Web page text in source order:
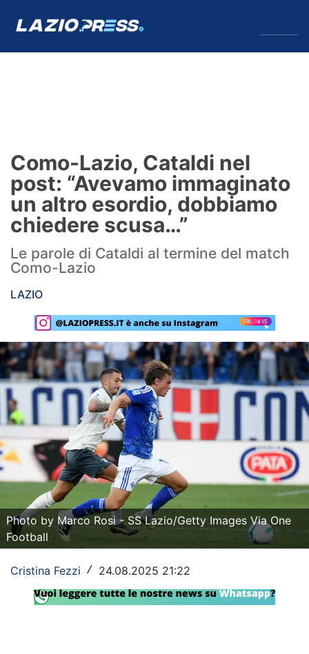
Formello
Infortuni
Primavera
Calciomercato
Lazio Women
Rassegna Lazio
Social
Calcio
Serie A
Champions League
Europa League
Altri Sport
Formula 1
Tennis
Vela
Como-Lazio, Cataldi nel
post: “Avevamo immaginato
un altro esordio, dobbiamo
chiedere scusa…”
Le parole di Cataldi al termine del match
Como-Lazio
LAZIO
Photo by Marco Rosi - SS Lazio/Getty Images Via One
Football
Cristina Fezzi / 24.08.2025 21:22